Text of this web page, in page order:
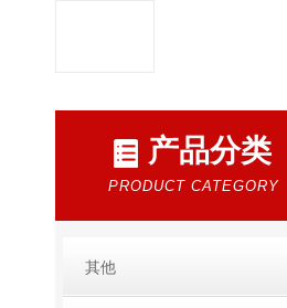
产品分类
PRODUCT CATEGORY
其他